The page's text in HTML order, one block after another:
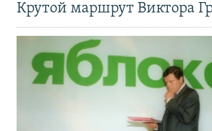
Крутой маршрут Виктора